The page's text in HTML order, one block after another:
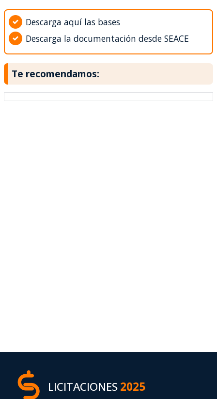
Descarga aquí las bases
Descarga la documentación desde SEACE
Te recomendamos:
LICITACIONES2025